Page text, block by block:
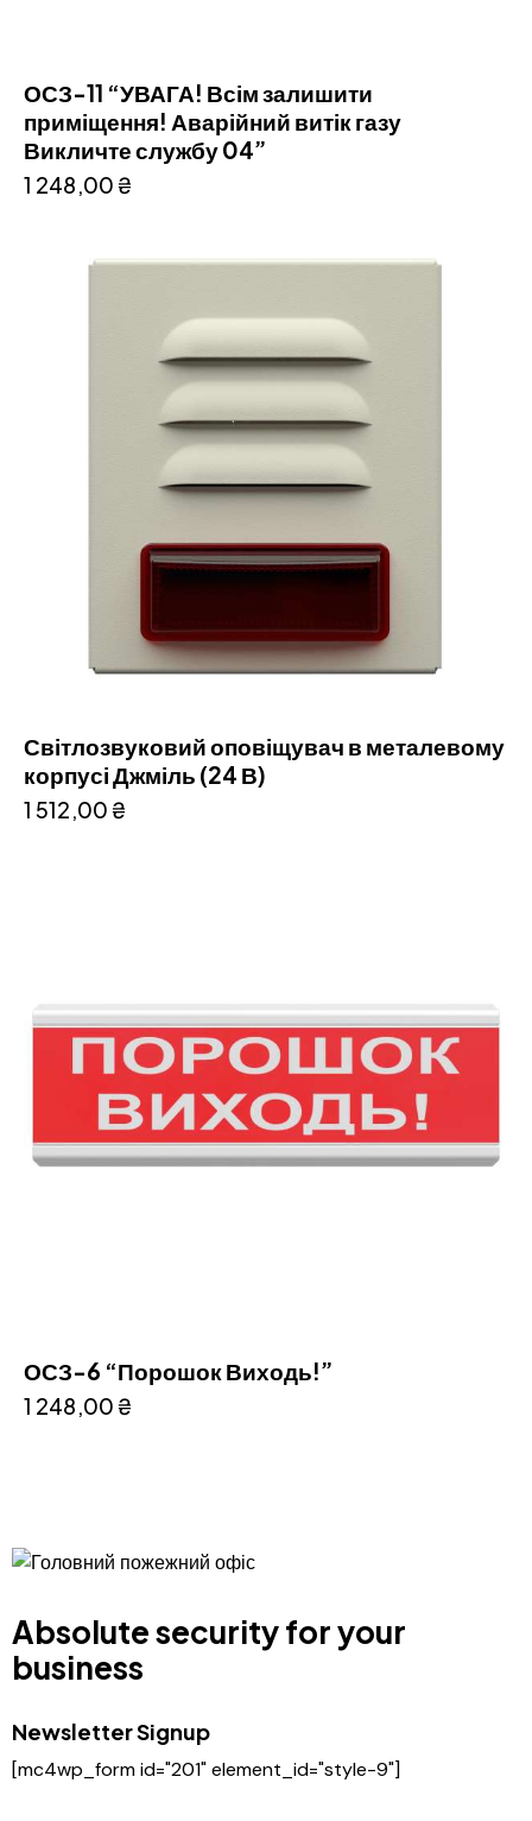
ОСЗ-11 “УВАГА! Всім залишити
приміщення! Аварійний витік газу
Викличте службу 04”
1 248,00₴
Світлозвуковий оповіщувач в металевому
корпусі Джміль (24 В)
1 512,00₴
ОСЗ-6 “Порошок Виходь!”
1 248,00₴
Absolute security for your
business
Newsletter Signup
[mc4wp_form id="201" element_id="style-9"]